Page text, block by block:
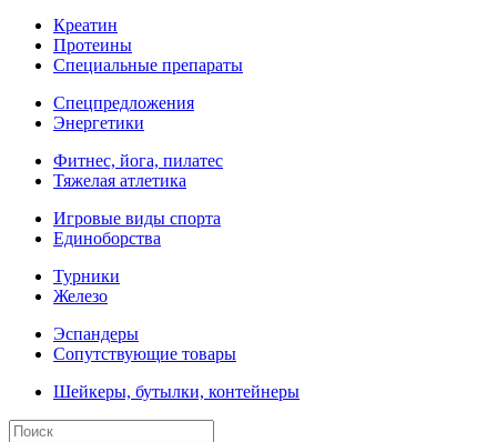
Креатин
Протеины
Специальные препараты
Спецпредложения
Энергетики
Фитнес, йога, пилатес
Тяжелая атлетика
Игровые виды спорта
Единоборства
Турники
Железо
Эспандеры
Сопутствующие товары
Шейкеры, бутылки, контейнеры